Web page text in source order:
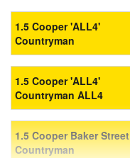
1.5 Cooper 'ALL4'
Countryman
1.5 Cooper 'ALL4'
Countryman ALL4
1.5 Cooper Baker Street
Countryman